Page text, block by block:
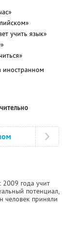
учить язык»
иностранном
2009 года учит
потенциал,
человек приняли